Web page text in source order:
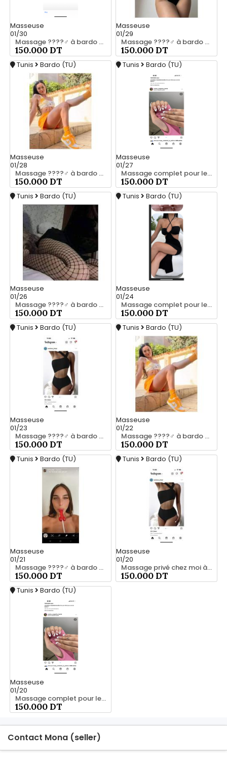
Masseuse
01/30
Massage ????‍♂️ à bardo srd 20466285
150.000 DT
Masseuse
01/29
Massage ????‍♂️ à bardo srd chez moi 55066248
150.000 DT
Tunis Bardo (TU)
Masseuse
01/28
Massage ????‍♂️ à bardo srd 20466285
150.000 DT
Tunis Bardo (TU)
Masseuse
01/27
Massage complet pour les hommes srd à bardo 55066248
150.000 DT
Tunis Bardo (TU)
Masseuse
01/26
Massage ????‍♂️ à bardo srd chez moi 20466285
150.000 DT
Tunis Bardo (TU)
Masseuse
01/24
Massage complet pour les hommes srd a bardo 55066248
150.000 DT
Tunis Bardo (TU)
Masseuse
01/23
Massage ????‍♂️ à bardo srd 55066248
150.000 DT
Tunis Bardo (TU)
Masseuse
01/22
Massage ????‍♂️ à bardo srd 20466285
150.000 DT
Tunis Bardo (TU)
Masseuse
01/21
Massage ????‍♂️ à bardo srd 55066248
150.000 DT
Tunis Bardo (TU)
Masseuse
01/20
Massage privé chez moi à bardo55066248
150.000 DT
Tunis Bardo (TU)
Masseuse
01/20
Massage complet pour les hommes srd 20466285
150.000 DT
Contact Mona (seller)